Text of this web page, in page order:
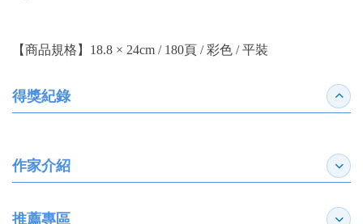
【商品規格】18.8 × 24cm / 180頁 / 彩色 / 平裝
得獎紀錄 收合
作家介紹 展開
推薦專區